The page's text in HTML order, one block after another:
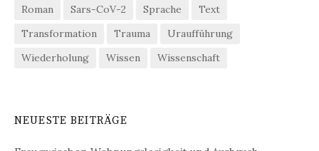
Roman
Sars-CoV-2 Sprache
Text
Transformation
Trauma
Uraufführung
Wiederholung
Wissen Wissenschaft
NEUESTE BEITRÄGE